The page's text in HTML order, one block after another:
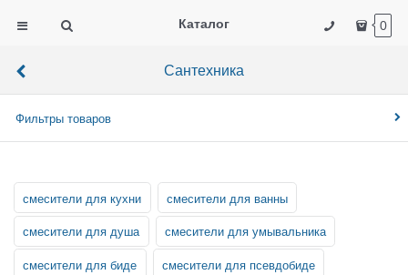
Каталог 0
Сантехника
Фильтры товаров
смесители для кухни
смесители для ванны
смесители для душа
смесители для умывальника
смесители для биде
смесители для псевдобиде